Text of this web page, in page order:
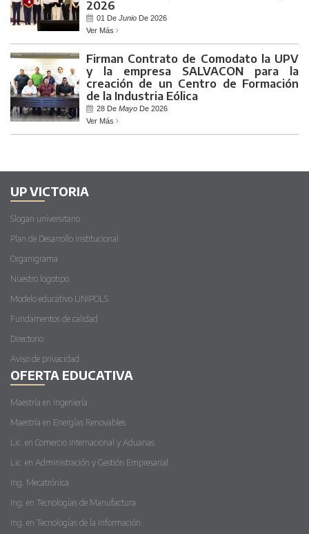
2026
01 De Junio De 2026
Ver Más
Firman Contrato de Comodato la UPV
y la empresa SALVACON para la
creación de un Centro de Formación
de la Industria Eólica
28 De Mayo De 2026
Ver Más
UP VICTORIA
Slogan universitario
Plan de Desarrollo Institucional
Organigrama
Nuestro logotipo
Modelo educativo UNIPOLS
Fundamentos de calidad
Directorio
Aviso de privacidad
OFERTA EDUCATIVA
Maestría en Ingeniería
Maestría en Energías Renovables
Lic. en Comercio Internacional y Aduanas
Lic. en Administración y Gestión Empresarial
Ing. Mecatrónica
Ing. en Tecnologías de Manufactura
Ing. en Tecnologías de la Información